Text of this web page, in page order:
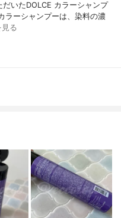
いたDOLCE カラーシャンプ
ラーシャンプーは、染料の濃
る